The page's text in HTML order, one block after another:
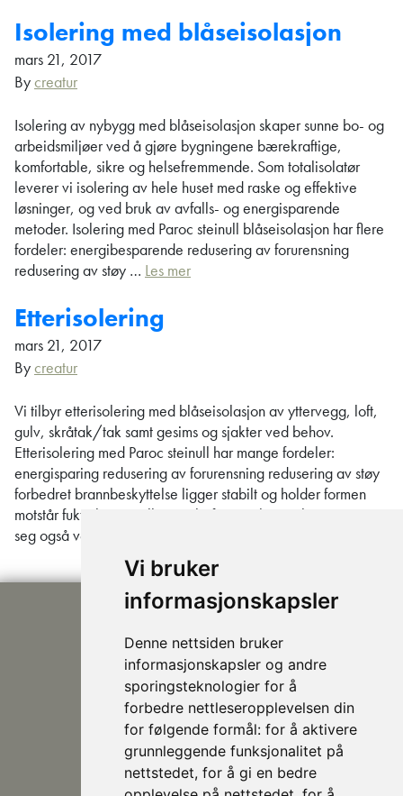
Vi bruker
informasjonskapsler
Denne nettsiden bruker
informasjonskapsler og andre
sporingsteknologier for å
forbedre nettleseropplevelsen din
for følgende formål: for å aktivere
grunnleggende funksjonalitet på
nettstedet, for å gi en bedre
Isolering med blåseisolasjon
mars 21, 2017
Bycreatur
Isolering av nybygg med blåseisolasjon skaper sunne bo- og
arbeidsmiljøer ved å gjøre bygningene bærekraftige,
komfortable, sikre og helsefremmende. Som totalisolatør
leverer vi isolering av hele huset med raske og effektive
løsninger, og ved bruk av avfalls- og energisparende
metoder. Isolering med Paroc steinull blåseisolasjon har flere
fordeler: energibesparende redusering av forurensning
redusering av støy … Les mer
Etterisolering
mars 21, 2017
Bycreatur
Vi tilbyr etterisolering med blåseisolasjon av yttervegg, loft,
gulv, skråtak/tak samt gesims og sjakter ved behov.
Etterisolering med Paroc steinull har mange fordeler:
energisparing redusering av forurensning redusering av støy
forbedret brannbeskyttelse ligger stabilt og holder formen
motstår fuktighet Bestill gratis befaring Blåseisolasjon egner
seg også veldig godt til isolering av nybygg.
post@nhusi.no
907 76 420
948 80 685
Følg oss på Facebook